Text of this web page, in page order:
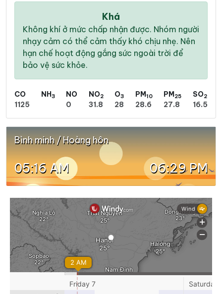
Khá
Không khí ở mức chấp nhận được. Nhóm người
nhạy cảm có thể cảm thấy khó chịu nhẹ. Nên
hạn chế hoạt động gắng sức ngoài trời để
bảo vệ sức khỏe.
CO
1125
NH3
NO
0
NO2
31.8
O3
28
PM10
28.6
PM25
27.8
SO2
16.5
Bình minh / Hoàng hôn
05:16 AM 06:29 PM